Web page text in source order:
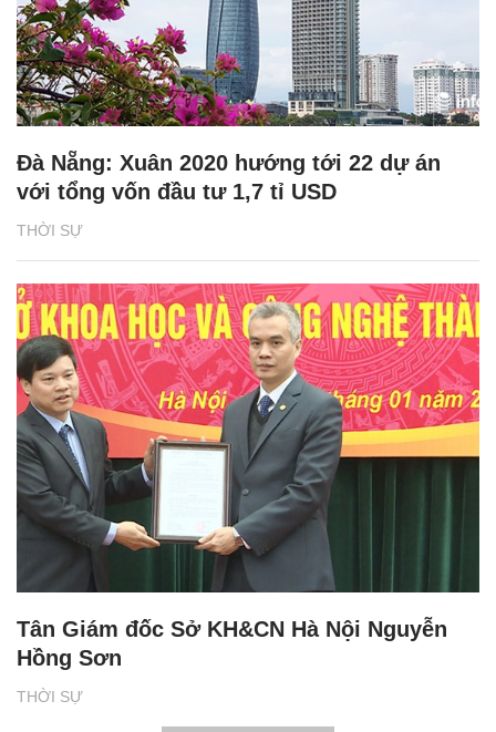
THỜI SỰ
Đà Nẵng: Xuân 2020 hướng tới 22 dự án
với tổng vốn đầu tư 1,7 tỉ USD
THỜI SỰ
Tân Giám đốc Sở KH&CN Hà Nội Nguyễn
Hồng Sơn